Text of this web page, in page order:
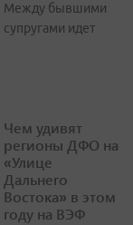
Между бывшими
супругами идет
Чем удивят
регионы ДФО на
«Улице
Дальнего
Востока» в этом
году на ВЭФ